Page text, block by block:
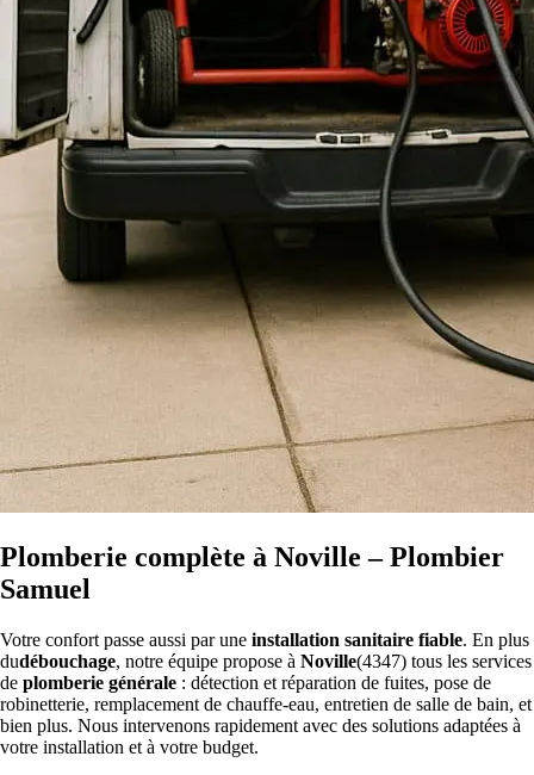
Plomberie complète à Noville – Plombier
Samuel
Votre confort passe aussi par une installation sanitaire fiable. En plus
dudébouchage, notre équipe propose à Noville(4347) tous les services
de plomberie générale : détection et réparation de fuites, pose de
robinetterie, remplacement de chauffe-eau, entretien de salle de bain, et
bien plus. Nous intervenons rapidement avec des solutions adaptées à
votre installation et à votre budget.